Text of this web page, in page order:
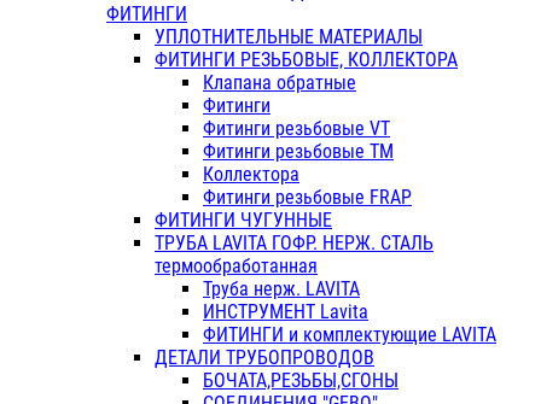
ФИТИНГИ
УПЛОТНИТЕЛЬНЫЕ МАТЕРИАЛЫ
ФИТИНГИ РЕЗЬБОВЫЕ, КОЛЛЕКТОРА
Клапана обратные
Фитинги
Фитинги резьбовые VT
Фитинги резьбовые ТМ
Коллектора
Фитинги резьбовые FRAP
ФИТИНГИ ЧУГУННЫЕ
ТРУБА LAVITA ГОФР. НЕРЖ. СТАЛЬ
термообработанная
Труба нерж. LAVITA
ИНСТРУМЕНТ Lavita
ФИТИНГИ и комплектующие LAVITA
ДЕТАЛИ ТРУБОПРОВОДОВ
БОЧАТА,РЕЗЬБЫ,СГОНЫ